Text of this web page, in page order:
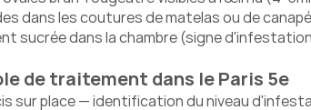
dans les coutures de matelas ou de canapé
sucrée dans la chambre (signe d'infestation
de traitement dans le Paris 5e
sur place — identification du niveau